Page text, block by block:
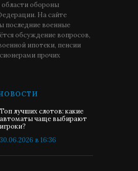
области обороны
На сайте
последние военные
обсуждение вопросов,
ипотеки, пенсии
прочих
Топ лучших слотов: какие
автоматы чаще выбирают
игроки?
30.06.2026 в 16:36